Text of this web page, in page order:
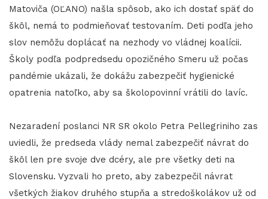
Matoviča (OĽANO) našla spôsob, ako ich dostať späť do
škôl, nemá to podmieňovať testovaním. Deti podľa jeho
slov nemôžu doplácať na nezhody vo vládnej koalícii.
Školy podľa podpredsedu opozičného Smeru už počas
pandémie ukázali, že dokážu zabezpečiť hygienické
opatrenia natoľko, aby sa školopovinní vrátili do lavíc.
Nezaradení poslanci NR SR okolo Petra Pellegriniho zas
uviedli, že predseda vlády nemal zabezpečiť návrat do
škôl len pre svoje dve dcéry, ale pre všetky deti na
Slovensku. Vyzvali ho preto, aby zabezpečil návrat
všetkých žiakov druhého stupňa a stredoškolákov už od